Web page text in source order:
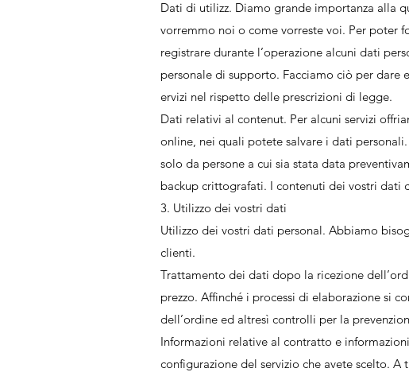
Dati di utilizz. Diamo grande importanza alla
vorremmo noi o come vorreste voi. Per poter
registrare durante l’operazione alcuni dati
personale di supporto. Facciamo ciò per dare
ervizi nel rispetto delle prescrizioni di legge.
Dati relativi al contenut. Per alcuni servizi
online, nei quali potete salvare i dati
solo da persone a cui sia stata data
backup crittografati. I contenuti dei vostri dati
3. Utilizzo dei vostri dati
Utilizzo dei vostri dati personal. Abbiamo
clienti.
Trattamento dei dati dopo la ricezione
prezzo. Affinché i processi di elaborazione si
dell’ordine ed altresì controlli per la
Informazioni relative al contratto e
configurazione del servizio che avete scelto.